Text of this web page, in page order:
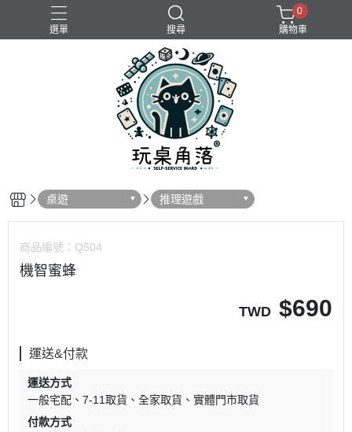
選單 搜尋
0
購物車
桌遊 推理遊戲
商品編號： Q504
機智蜜蜂
TWD $690
運送&付款
運送方式
一般宅配
7-11取貨 全家取貨
實體門市取貨
付款方式